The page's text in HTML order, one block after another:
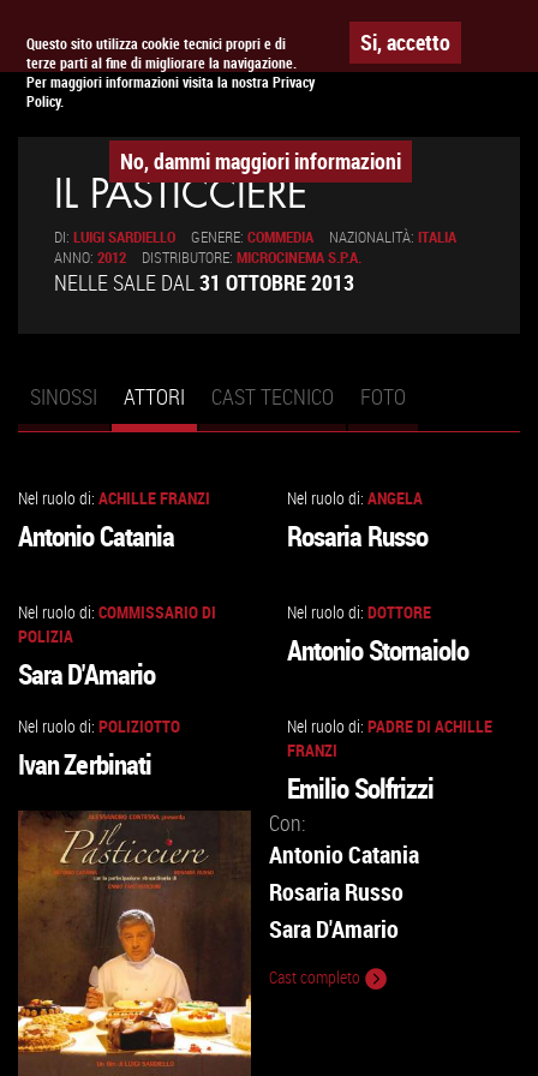
Questo sito utilizza cookie tecnici propri e di
terze parti al fine di migliorare la navigazione.
Per maggiori informazioni visita la nostra Privacy
Policy.
Si, accetto
No, dammi maggiori informazioni
APPUNTAMENTO AL CINEMA
IL PASTICCIERE
DI: LUIGI SARDIELLO GENERE: COMMEDIA NAZIONALITÀ: ITALIA
ANNO: 2012 DISTRIBUTORE: MICROCINEMA S.P.A.
NELLE SALE DAL31 OTTOBRE 2013
Schede primarie
SINOSSI ATTORI (SCHEDA
ATTIVA)
CAST TECNICO FOTO
ALLA
Nel ruolo di: ACHILLE FRANZI
Antonio Catania
ALLA
Nel ruolo di: ANGELA
Rosaria Russo
VAI
SCHEDA
Nel ruolo di: COMMISSARIO DI
POLIZIA
Sara D'Amario
ALLA
Nel ruolo di: DOTTORE
Antonio Stornaiolo
ALLA
Nel ruolo di: POLIZIOTTO
Ivan Zerbinati
VAI
SCHEDA
Nel ruolo di: PADRE DI ACHILLE
FRANZI
Emilio Solfrizzi
Con:
Antonio Catania
Rosaria Russo
Sara D'Amario
Cast completo